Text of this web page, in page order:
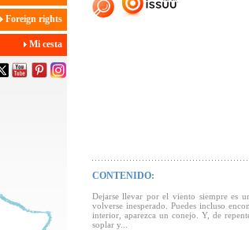
Foreign rights
Mi cesta
CONTENIDO:
Dejarse llevar por el viento siempre es
volverse inesperado. Puedes incluso
interior, aparezca un conejo. Y, de
soplar y...